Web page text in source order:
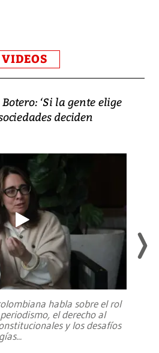
VIDEOS
‘Si la gente elige
deciden
habla sobre el rol
el derecho al
y los desafíos
...